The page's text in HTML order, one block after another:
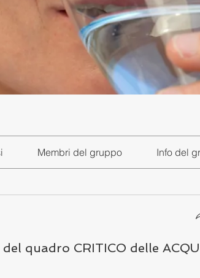
Membri del gruppo Info del
quadro CRITICO delle